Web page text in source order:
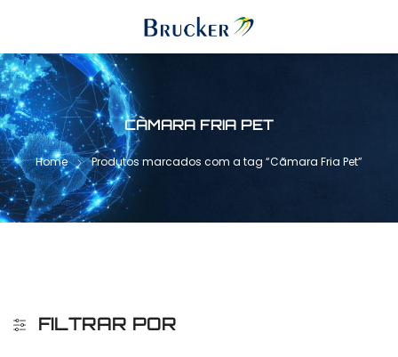
CÃMARA FRIA PET
Home Produtos marcados com a tag “Cãmara Fria Pet”
FILTRAR POR